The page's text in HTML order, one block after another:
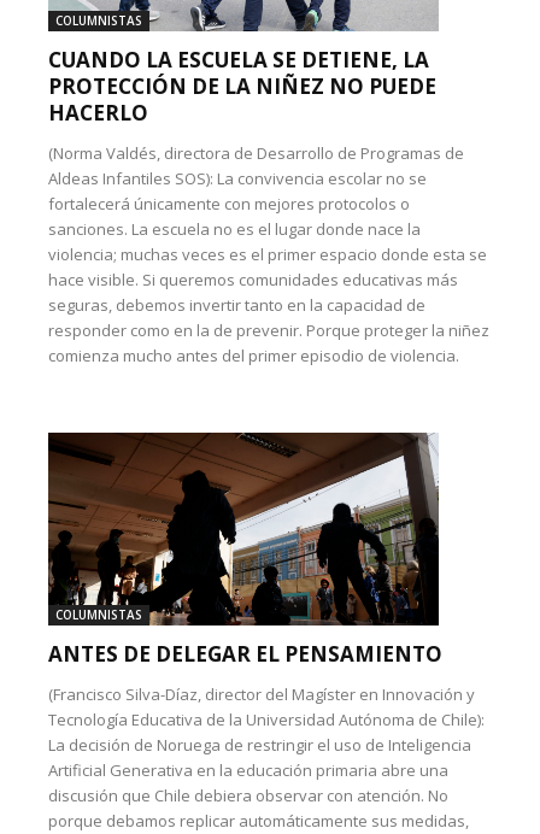
COLUMNISTAS
CUANDO LA ESCUELA SE DETIENE, LA
PROTECCIÓN DE LA NIÑEZ NO PUEDE
HACERLO
(Norma Valdés, directora de Desarrollo de Programas de
Aldeas Infantiles SOS): La convivencia escolar no se
fortalecerá únicamente con mejores protocolos o
sanciones. La escuela no es el lugar donde nace la
violencia; muchas veces es el primer espacio donde esta se
hace visible. Si queremos comunidades educativas más
seguras, debemos invertir tanto en la capacidad de
responder como en la de prevenir. Porque proteger la niñez
comienza mucho antes del primer episodio de violencia.
COLUMNISTAS
ANTES DE DELEGAR EL PENSAMIENTO
(Francisco Silva-Díaz, director del Magíster en Innovación y
Tecnología Educativa de la Universidad Autónoma de Chile):
La decisión de Noruega de restringir el uso de Inteligencia
Artificial Generativa en la educación primaria abre una
discusión que Chile debiera observar con atención. No
porque debamos replicar automáticamente sus medidas,